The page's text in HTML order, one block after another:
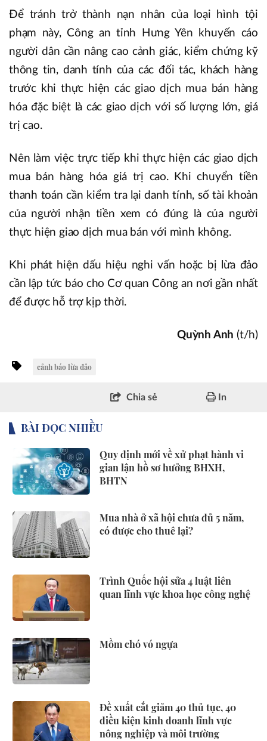
Để tránh trở thành nạn nhân của loại hình tội
phạm này, Công an tỉnh Hưng Yên khuyến cáo
người dân cần nâng cao cảnh giác, kiểm chứng kỹ
thông tin, danh tính của các đối tác, khách hàng
trước khi thực hiện các giao dịch mua bán hàng
hóa đặc biệt là các giao dịch với số lượng lớn, giá
trị cao.
Nên làm việc trực tiếp khi thực hiện các giao dịch
mua bán hàng hóa giá trị cao. Khi chuyển tiền
thanh toán cần kiểm tra lại danh tính, số tài khoản
của người nhận tiền xem có đúng là của người
thực hiện giao dịch mua bán với mình không.
Khi phát hiện dấu hiệu nghi vấn hoặc bị lừa đảo
cần lập tức báo cho Cơ quan Công an nơi gần nhất
để được hỗ trợ kịp thời.
Quỳnh Anh (t/h)
cảnh báo lừa đảo
Chia sẻ In
BÀI ĐỌC NHIỀU
Quy định mới về xử phạt hành vi
gian lận hồ sơ hưởng BHXH,
BHTN
Mua nhà ở xã hội chưa đủ 5 năm,
có được cho thuê lại?
Trình Quốc hội sửa 4 luật liên
quan lĩnh vực khoa học công nghệ
Mồm chó vó ngựa
Đề xuất cắt giảm 40 thủ tục, 40
điều kiện kinh doanh lĩnh vực
nông nghiệp và môi trường